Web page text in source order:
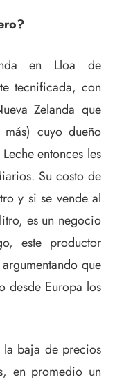
en Lloa de
tecnificada, con
Zelanda que
cuyo dueño
entonces les
Su costo de
y si se vende al
es un negocio
este productor
que
desde Europa los
la baja de precios
en promedio un